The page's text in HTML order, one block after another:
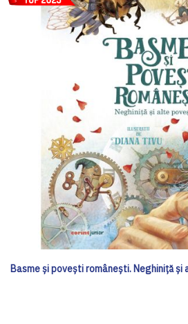
Basme și povești românești. Neghiniță